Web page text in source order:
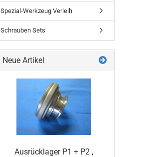
Spezial-Werkzeug Verleih
Schrauben Sets
Neue Artikel
Ausrücklager P1 + P2 ,